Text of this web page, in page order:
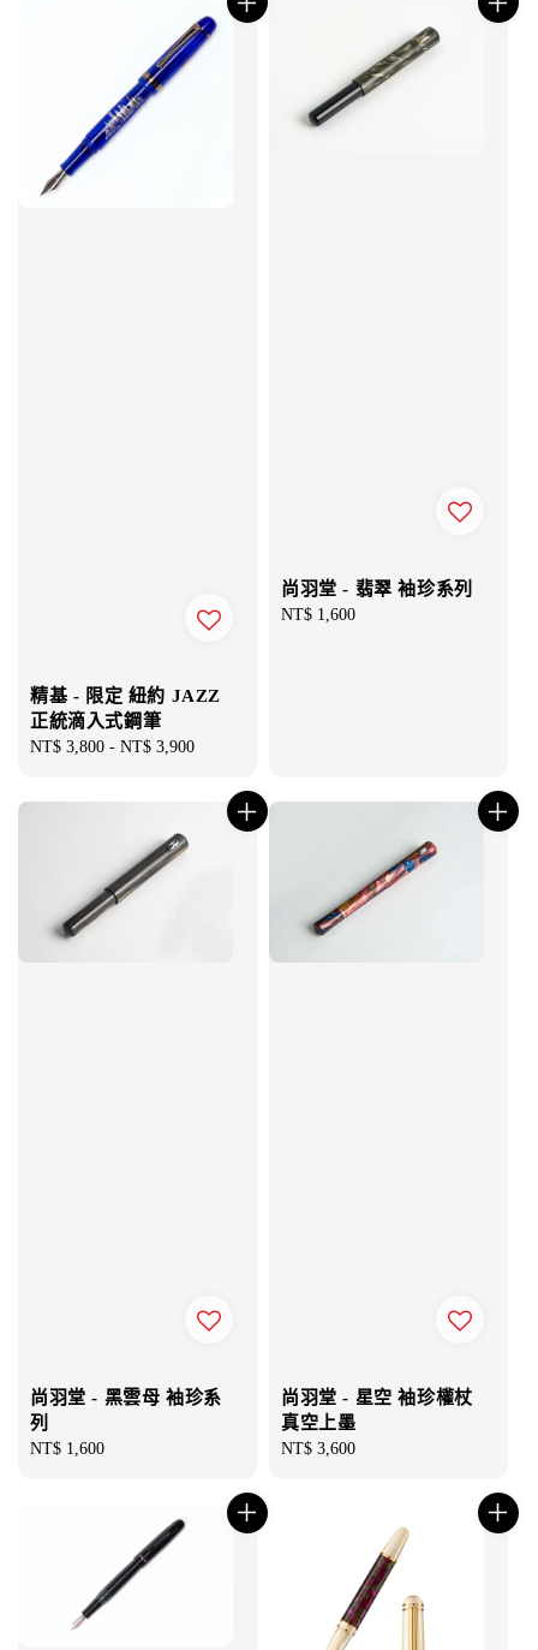
精基 - 限定 紐約 JAZZ
正統滴入式鋼筆
Regular
NT$ 3,800 - NT$ 3,900
尚羽堂 - 翡翠 袖珍系列
Regular
NT$ 1,600
尚羽堂 - 黑雲母 袖珍系
列
Regular
NT$ 1,600
尚羽堂 - 星空 袖珍權杖
真空上墨
Regular
NT$ 3,600